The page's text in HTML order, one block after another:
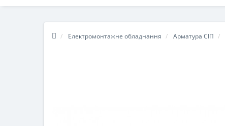
Електромонтажне обладнання Арматура СІП